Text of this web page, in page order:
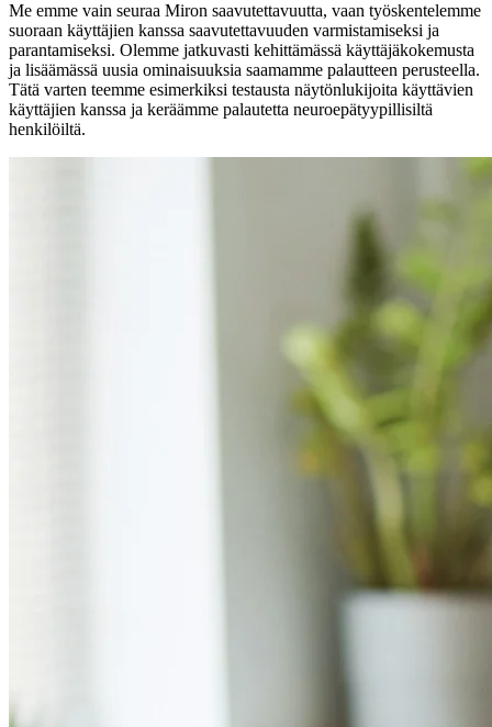
Me emme vain seuraa Miron saavutettavuutta, vaan työskentelemme
suoraan käyttäjien kanssa saavutettavuuden varmistamiseksi ja
parantamiseksi. Olemme jatkuvasti kehittämässä käyttäjäkokemusta
ja lisäämässä uusia ominaisuuksia saamamme palautteen perusteella.
Tätä varten teemme esimerkiksi testausta näytönlukijoita käyttävien
käyttäjien kanssa ja keräämme palautetta neuroepätyypillisiltä
henkilöiltä.